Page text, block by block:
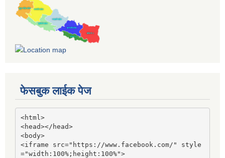
फेसबुक लाईक पेज
<html>
<head></head>
<body>
<iframe src="https://www.facebook.com/" style
="width:100%;height:100%">